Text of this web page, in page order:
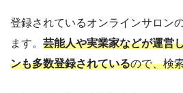
登録されているオンラインサロン
ます。 芸能人や実業家などが運営
ンも多数登録されているので、検